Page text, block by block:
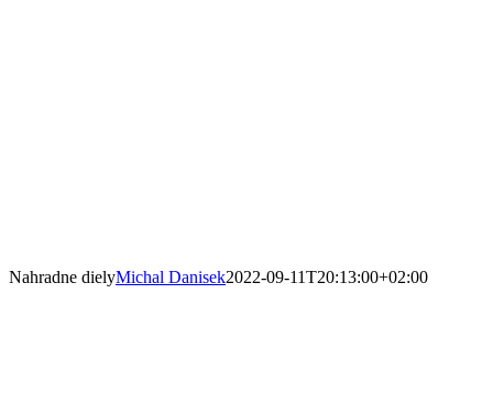
Nahradne dielyMichal Danisek2022-09-11T20:13:00+02:00